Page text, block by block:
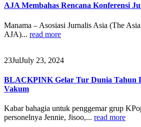
AJA Membahas Rencana Konferensi
Manama – Asosiasi Jurnalis Asia (­­The
AJA)... read more
23JulJuly 23, 2024
BLACKPINK Gelar Tur Dunia Tahun
Vakum
Kabar bahagia untuk penggemar grup
personelnya Jennie, Jisoo,... read more